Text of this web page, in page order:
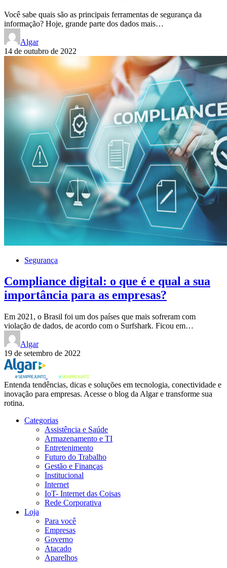
Você sabe quais são as principais ferramentas de segurança da
informação? Hoje, grande parte dos dados mais…
Algar
14 de outubro de 2022
Segurança
Compliance digital: o que é e qual a sua
importância para as empresas?
Em 2021, o Brasil foi um dos países que mais sofreram com
violação de dados, de acordo com o Surfshark. Ficou em…
Algar
19 de setembro de 2022
Entenda tendências, dicas e soluções em tecnologia, conectividade e
inovação para empresas. Acesse o blog da Algar e transforme sua
rotina.
Categorias
Assistência e Saúde
Armazenamento e TI
Entretenimento
Futuro do Trabalho
Gestão e Finanças
Institucional
Internet
IoT- Internet das Coisas
Rede Corporativa
Loja
Para você
Empresas
Governo
Atacado
Aparelhos